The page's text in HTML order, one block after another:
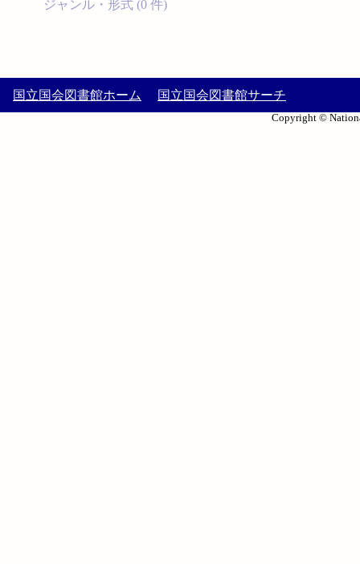
ジャンル・形式 (0 件)
国立国会図書館ホーム 国立国会図書館サーチ
Copyright ©